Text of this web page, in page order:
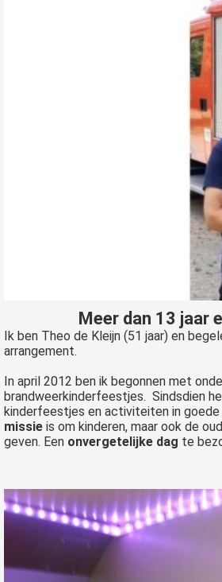
Meer dan 13 jaar
Ik ben Theo de Kleijn (51 jaar) en
arrangement.
In april 2012 ben ik begonnen met
brandweerkinderfeestjes. Sindsdien
kinderfeestjes en activiteiten in goede
missie is om kinderen, maar ook de
geven. Een onvergetelijke dag te